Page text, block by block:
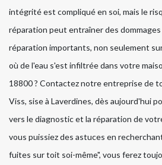
intégrité est compliqué en soi, mais le
réparation peut entraîner des
réparation importants, non seulement
où de l'eau s'est infiltrée dans votre
18800 ? Contactez notre entreprise de
Viss, sise à Laverdines, dès aujourd'hui
vers le diagnostic et la réparation de
vous puissiez des astuces en
fuites sur toit soi-même", vous ferez